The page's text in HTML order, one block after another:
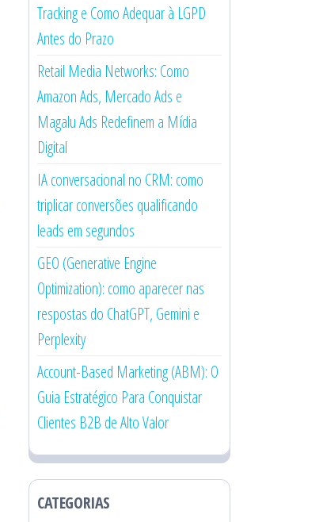
Tracking e Como Adequar à LGPD
Antes do Prazo
Retail Media Networks: Como
Amazon Ads, Mercado Ads e
Magalu Ads Redefinem a Mídia
Digital
IA conversacional no CRM: como
triplicar conversões qualificando
leads em segundos
GEO (Generative Engine
Optimization): como aparecer nas
respostas do ChatGPT, Gemini e
Perplexity
Account-Based Marketing (ABM): O
Guia Estratégico Para Conquistar
Clientes B2B de Alto Valor
CATEGORIAS